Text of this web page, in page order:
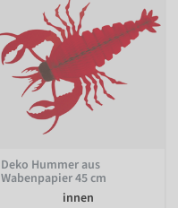
Deko Hummer aus
Wabenpapier 45 cm
innen